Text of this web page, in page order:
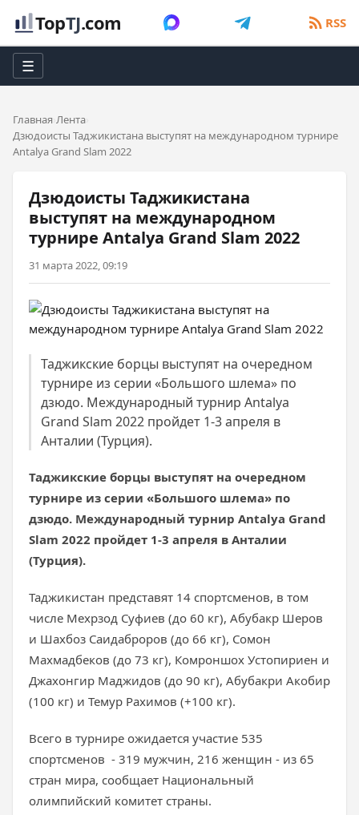
TopTJ.com RSS
☰
Главная Лента
Дзюдоисты Таджикистана выступят на международном турнире
Antalya Grand Slam 2022
Дзюдоисты Таджикистана
выступят на международном
турнире Antalya Grand Slam 2022
31 марта 2022, 09:19
Таджикские борцы выступят на очередном
турнире из серии «Большого шлема» по
дзюдо. Международный турнир Antalya
Grand Slam 2022 пройдет 1-3 апреля в
Анталии (Турция).
Таджикские борцы выступят на очередном
турнире из серии «Большого шлема» по
дзюдо. Международный турнир Antalya Grand
Slam 2022 пройдет 1-3 апреля в Анталии
(Турция).
Таджикистан представят 14 спортсменов, в том
числе Мехрзод Суфиев (до 60 кг), Абубакр Шеров
и Шахбоз Саидаброров (до 66 кг), Сомон
Махмадбеков (до 73 кг), Комроншох Устопириен и
Джахонгир Маджидов (до 90 кг), Абубакри Акобир
(100 кг) и Темур Рахимов (+100 кг).
Всего в турнире ожидается участие 535
спортсменов - 319 мужчин, 216 женщин - из 65
стран мира, сообщает Национальный
олимпийский комитет страны.